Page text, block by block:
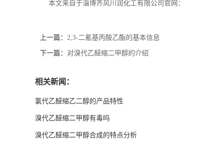
本文来自于淄博齐风川润化工有限公司官网：
上一篇： 2,3-二氰基丙酸乙酯的基本信息
下一篇： 对溴代乙醛缩二甲醇的介绍
相关新闻：
氯代乙醛缩乙二醇的产品特性
溴代乙醛缩二甲醇有毒吗
溴代乙醛缩二甲醇合成的特点分析